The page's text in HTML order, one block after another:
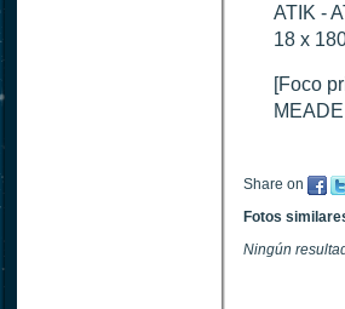
ATIK -
18 x
[Foco
Share on
Fotos
Ningún